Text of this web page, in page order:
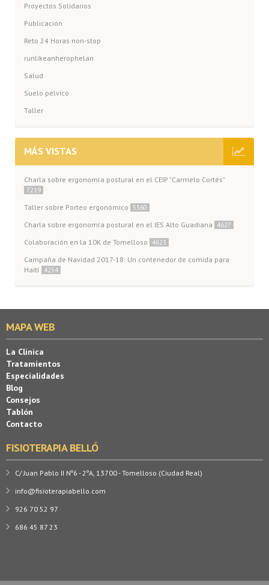
Proyectos Solidarios
Publicación
Reto 24 Horas non-stop
runlikeanherophelan
Salud
Suelo pélvico
Taller
MÁS VISTAS
Charla sobre ergonomía postural en el CEIP "Carmelo Cortés"
7219
Taller sobre Porteo ergonómico 5360
Charla sobre ergonomía postural en el IES Alto Guadiana 4627
Colaboración en la 10K de Tomelloso 4623
Campaña de Navidad 2017-18: Un contenedor de comida para
Haití
4254
MAPA WEB
La Clínica
Tratamientos
Especialidades
Blog
Consejos
Tablón
Contacto
FISIOTERAPIA BELLÓ
C/ Juan Pablo II Nº6 - 2ºA, 13700 - Tomelloso (Ciudad Real)
info@fisioterapiabello.com
926 70 52 97
686 45 87 23